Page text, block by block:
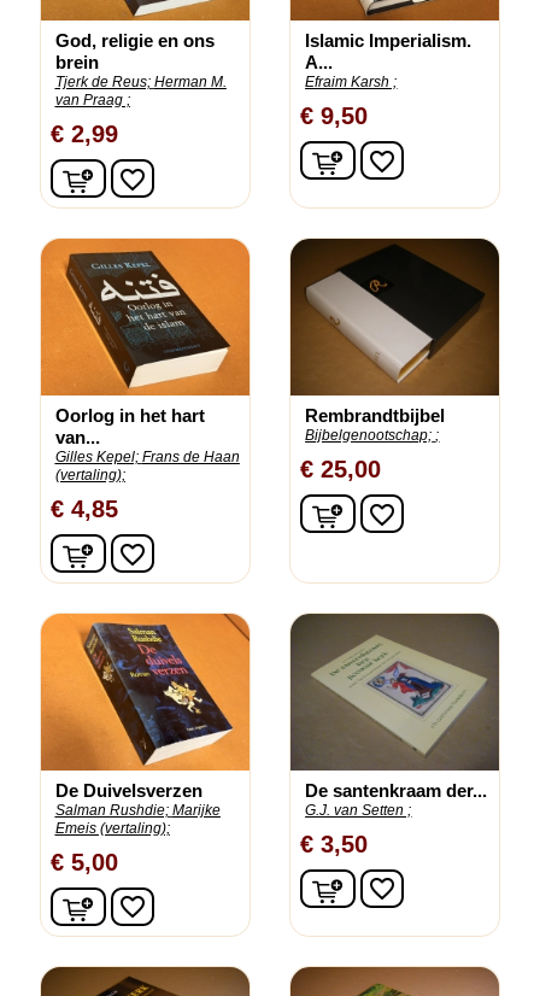
God, religie en ons
brein
Tjerk de Reus; Herman M.
van Praag ;
€ 2,99
In winkelwagen
favorite_border
Islamic Imperialism.
A...
Efraim Karsh ;
€ 9,50
In winkelwagen
favorite_border
Oorlog in het hart
van...
Gilles Kepel; Frans de Haan
(vertaling);
€ 4,85
In winkelwagen
favorite_border
Rembrandtbijbel
Bijbelgenootschap; ;
€ 25,00
In winkelwagen
favorite_border
De Duivelsverzen
Salman Rushdie; Marijke
Emeis (vertaling);
€ 5,00
In winkelwagen
favorite_border
De santenkraam der...
G.J. van Setten ;
€ 3,50
In winkelwagen
favorite_border